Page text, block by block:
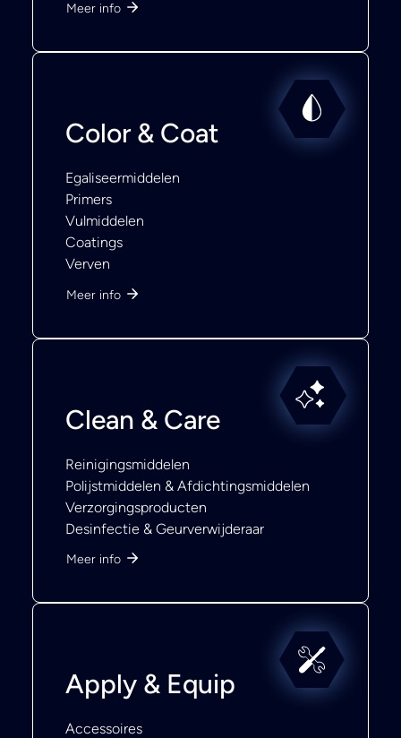
Meer info
Color & Coat
Egaliseermiddelen
Primers
Vulmiddelen
Coatings
Verven
Meer info
Clean & Care
Reinigingsmiddelen
Polijstmiddelen & Afdichtingsmiddelen
Verzorgingsproducten
Desinfectie & Geurverwijderaar
Meer info
Apply & Equip
Accessoires